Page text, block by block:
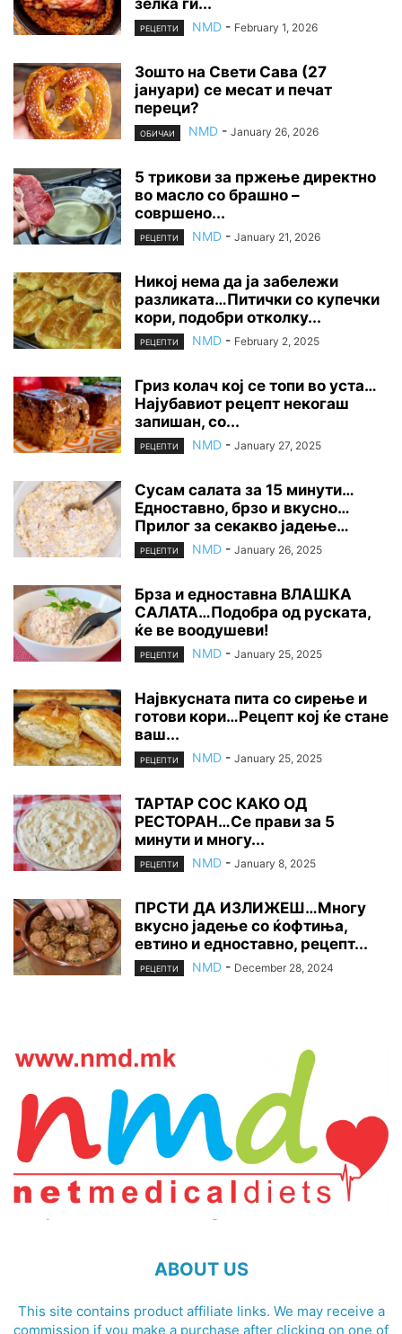
зелка ги...
РЕЦЕПТИ NMD - February 1, 2026
Зошто на Свети Сава (27
јануари) се месат и печат
переци?
ОБИЧАИ NMD - January 26, 2026
5 трикови за пржење директно
во масло со брашно –
совршено...
РЕЦЕПТИ NMD - January 21, 2026
Никој нема да ја забележи
разликата…Питички со купечки
кори, подобри отколку...
РЕЦЕПТИ NMD - February 2, 2025
Гриз колач кој се топи во уста…
Најубавиот рецепт некогаш
запишан, со...
РЕЦЕПТИ NMD - January 27, 2025
Сусам салата за 15 минути…
Едноставно, брзо и вкусно…
Прилог за секакво јадење…
РЕЦЕПТИ NMD - January 26, 2025
Брза и едноставна ВЛАШКА
САЛАТА…Подобра од руската,
ќе ве воодушеви!
РЕЦЕПТИ NMD - January 25, 2025
Највкусната пита со сирење и
готови кори…Рецепт кој ќе стане
ваш...
РЕЦЕПТИ NMD - January 25, 2025
ТАРТАР СОС КАКО ОД
РЕСТОРАН…Се прави за 5
минути и многу...
РЕЦЕПТИ NMD - January 8, 2025
ПРСТИ ДА ИЗЛИЖЕШ…Многу
вкусно јадење со ќофтиња,
евтино и едноставно, рецепт...
РЕЦЕПТИ NMD - December 28, 2024
ABOUT US
This site contains product affiliate links. We may receive a
commission if you make a purchase after clicking on one of